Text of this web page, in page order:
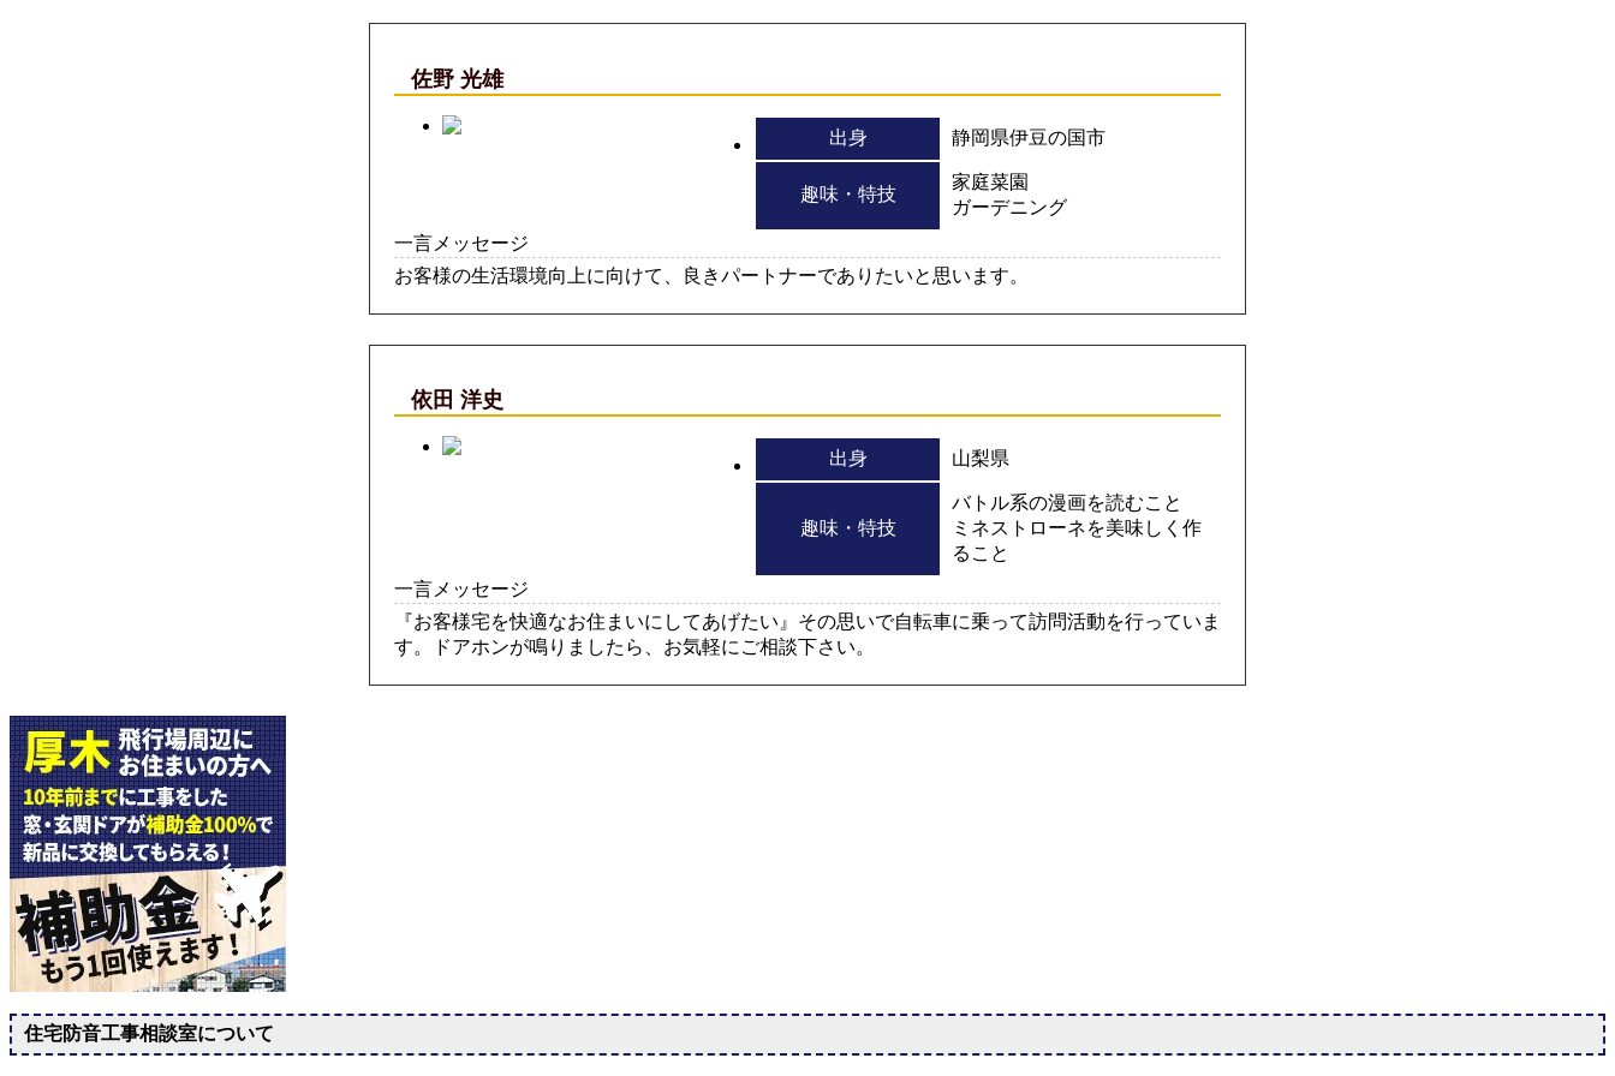
佐野 光雄
出身 静岡県伊豆の国市
趣味・特技
家庭菜園
ガーデニング
一言メッセージ
お客様の生活環境向上に向けて、良きパートナーでありたいと思います。
依田 洋史
出身 山梨県
趣味・特技
バトル系の漫画を読むこと
ミネストローネを美味しく作
ること
一言メッセージ
『お客様宅を快適なお住まいにしてあげたい』その思いで自転車に乗って訪問活動を行っていま
す。ドアホンが鳴りましたら、お気軽にご相談下さい。
住宅防音工事相談室について